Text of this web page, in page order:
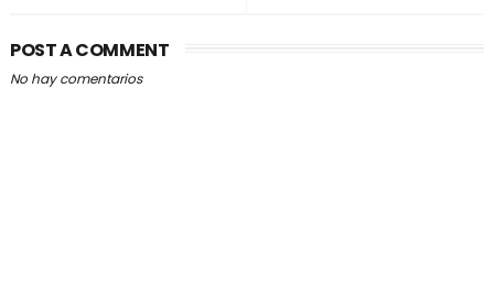
POST A COMMENT
No hay comentarios